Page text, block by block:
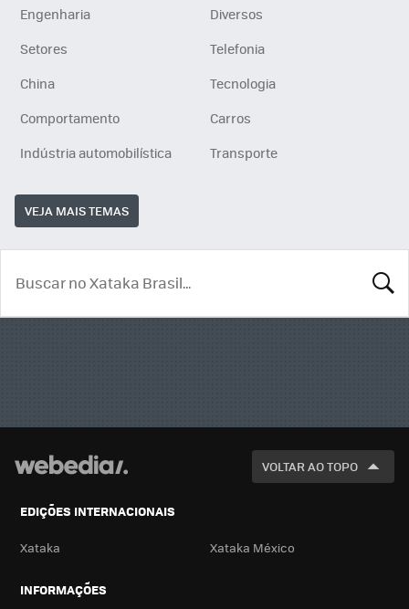
Engenharia
Diversos
Setores
Telefonia
China
Tecnologia
Comportamento
Carros
Indústria automobilística
Transporte
VEJA MAIS TEMAS
VOLTAR AO TOPO
EDIÇÕES INTERNACIONAIS
Xataka Xataka México
INFORMAÇÕES